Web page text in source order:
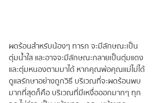
ผดร้อนสำหรับน้องๆ ทารก จะมีลักษณะเป็น
ตุ่มน้ำใส และอาจจะมีลักษณะกลายเป็นตุ่มแดง
และตุ่มหนองตามมาได้ หากคุณพ่อคุณแม่ไม่ได้
ดูแลรักษาอย่างถูกวิธี บริเวณที่จะผดร้อนพบ
มากที่สุดก็คือ บริเวณที่มีเหงื่อออกมากๆ ทุก